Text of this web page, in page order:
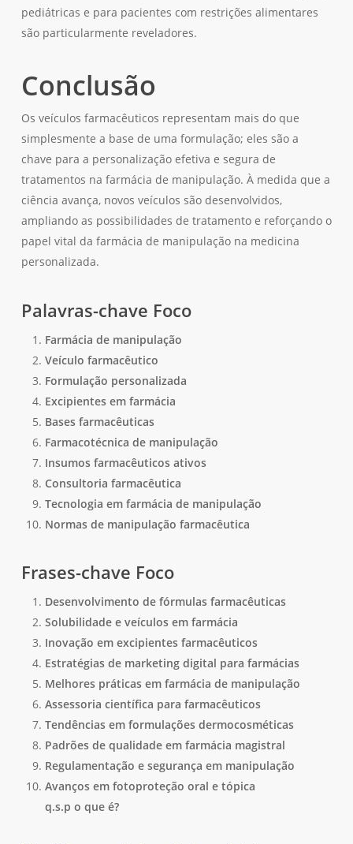
Nenhum produto no carrinho.
Go To Shop
pediátricas e para pacientes com restrições alimentares
são particularmente reveladores.
Conclusão
Os veículos farmacêuticos representam mais do que
simplesmente a base de uma formulação; eles são a
chave para a personalização efetiva e segura de
tratamentos na farmácia de manipulação. À medida que a
ciência avança, novos veículos são desenvolvidos,
ampliando as possibilidades de tratamento e reforçando o
papel vital da farmácia de manipulação na medicina
personalizada.
Palavras-chave Foco
Farmácia de manipulação
Veículo farmacêutico
Formulação personalizada
Excipientes em farmácia
Bases farmacêuticas
Farmacotécnica de manipulação
Insumos farmacêuticos ativos
Consultoria farmacêutica
Tecnologia em farmácia de manipulação
Normas de manipulação farmacêutica
Frases-chave Foco
Desenvolvimento de fórmulas farmacêuticas
Solubilidade e veículos em farmácia
Inovação em excipientes farmacêuticos
Estratégias de marketing digital para farmácias
Melhores práticas em farmácia de manipulação
Assessoria científica para farmacêuticos
Tendências em formulações dermocosméticas
Padrões de qualidade em farmácia magistral
Regulamentação e segurança em manipulação
Avanços em fotoproteção oral e tópica
q.s.p o que é?